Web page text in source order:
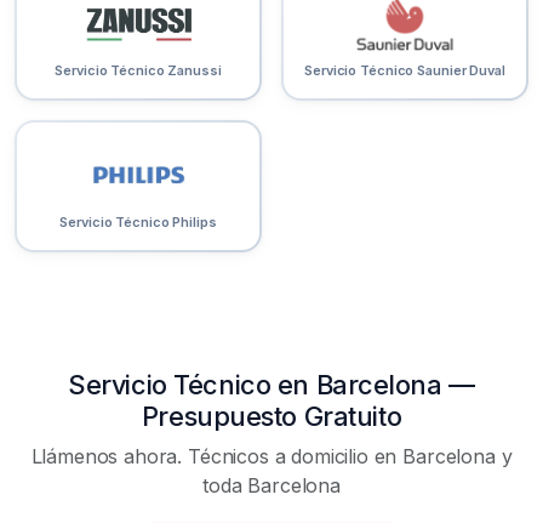
Servicio Técnico Zanussi Servicio Técnico Saunier Duval
Servicio Técnico Philips
Servicio Técnico en Barcelona —
Presupuesto Gratuito
Llámenos ahora. Técnicos a domicilio en Barcelona y
toda Barcelona